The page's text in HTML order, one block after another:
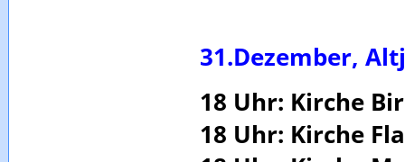
31.Dezember,
18 Uhr: Kirche
18 Uhr: Kirche